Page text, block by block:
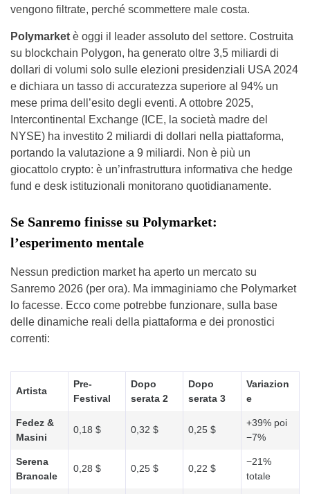
vengono filtrate, perché scommettere male costa.
Polymarket è oggi il leader assoluto del settore. Costruita
su blockchain Polygon, ha generato oltre 3,5 miliardi di
dollari di volumi solo sulle elezioni presidenziali USA 2024
e dichiara un tasso di accuratezza superiore al 94% un
mese prima dell’esito degli eventi. A ottobre 2025,
Intercontinental Exchange (ICE, la società madre del
NYSE) ha investito 2 miliardi di dollari nella piattaforma,
portando la valutazione a 9 miliardi. Non è più un
giocattolo crypto: è un’infrastruttura informativa che hedge
fund e desk istituzionali monitorano quotidianamente.
Se Sanremo finisse su Polymarket:
l’esperimento mentale
Nessun prediction market ha aperto un mercato su
Sanremo 2026 (per ora). Ma immaginiamo che Polymarket
lo facesse. Ecco come potrebbe funzionare, sulla base
delle dinamiche reali della piattaforma e dei pronostici
correnti:
Artista
Pre-
Festival
Dopo
serata 2
Dopo
serata 3
Variazion
e
Fedez &
Masini
0,18 $ 0,32 $ 0,25 $
+39% poi
−7%
Serena
Brancale
0,28 $ 0,25 $ 0,22 $
−21%
totale